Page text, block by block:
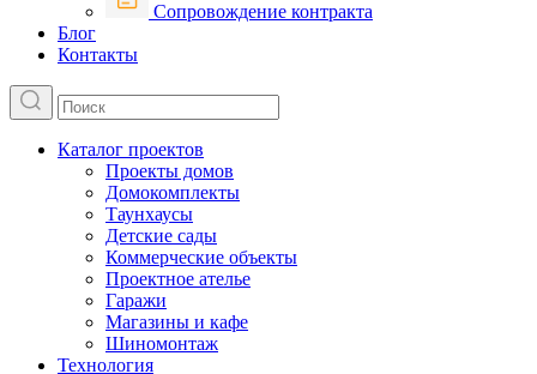
Сопровождение контракта
Блог
Контакты
Каталог проектов
Проекты домов
Домокомплекты
Таунхаусы
Детские сады
Коммерческие объекты
Проектное ателье
Гаражи
Магазины и кафе
Шиномонтаж
Технология